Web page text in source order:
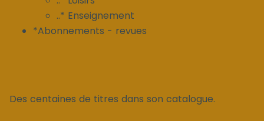
..* Enseignement
*Abonnements - revues
Des centaines de titres dans son catalogue.